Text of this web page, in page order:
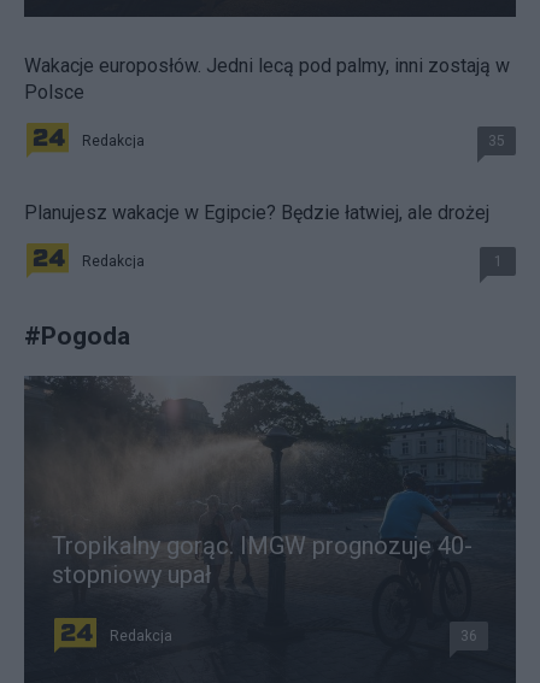
Wakacje europosłów. Jedni lecą pod palmy, inni zostają w
Polsce
Redakcja 35
Planujesz wakacje w Egipcie? Będzie łatwiej, ale drożej
Redakcja 1
#Pogoda
Tropikalny gorąc. IMGW prognozuje 40-
stopniowy upał
Redakcja 36